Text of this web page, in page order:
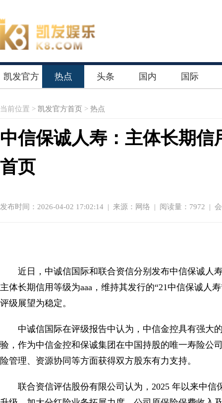
凯发官方 热点 头条 国内 国际
当前位置 > 凯发官方首页 > 热点
中信保诚人寿：主体长期
首页
发布时间：2026-04-02 17:02:14 | 来源：网络 | 阅读量：7972 |
近日，中诚信国际和联合资信分别发布中信保诚人
主体长期信用等级为aaa，维持其发行的“21中信保诚人
评级展望为稳定。
中诚信国际在评级报告中认为，中信金控具有强大
验，作为中信金控和保诚集团在中国持股的唯一寿险公
险管理、资源协同等方面获得双方股东有力支持。
联合资信评估股份有限公司认为，2025 年以来中